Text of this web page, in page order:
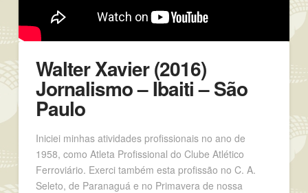
Walter Xavier (2016)
Jornalismo – Ibaiti – São
Paulo
Iniciei minhas atividades profissionais no ano de
1958, como Atleta Profissional do Clube Atlético
Ferroviário. Exerci também esta profissão no C. A.
Seleto, de Paranaguá e no Primavera de nossa